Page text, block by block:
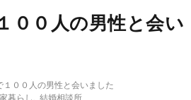
００人の男性と会い
１００人の男性と会いました
暮らし 結婚相談所